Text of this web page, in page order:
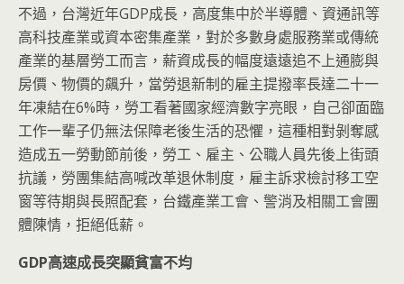
不過，台灣近年GDP成長，高度集中於半導體、資通訊等
高科技產業或資本密集產業，對於多數身處服務業或傳統
產業的基層勞工而言，薪資成長的幅度遠遠追不上通膨與
房價、物價的飆升，當勞退新制的雇主提撥率長達二十一
年凍結在6%時，勞工看著國家經濟數字亮眼，自己卻面臨
工作一輩子仍無法保障老後生活的恐懼，這種相對剝奪感
造成五一勞動節前後，勞工、雇主、公職人員先後上街頭
抗議，勞團集結高喊改革退休制度，雇主訴求檢討移工空
窗等待期與長照配套，台鐵產業工會、警消及相關工會團
體陳情，拒絕低薪。
GDP高速成長突顯貧富不均